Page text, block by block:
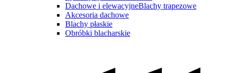
Dachowe i elewacyjneBlachy trapezowe
Akcesoria dachowe
Blachy płaskie
Obróbki blacharskie